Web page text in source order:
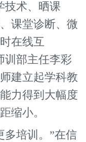
术、晒课
课堂诊断、微
在线互
训部主任李彩
建立起学科教
力得到大幅度
缩小。
培训。”在信